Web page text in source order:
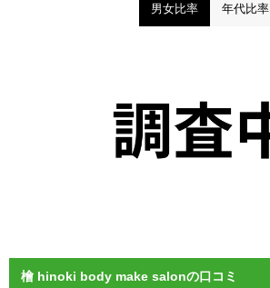
男女比率 年代比率
檜 hinoki body make salonの口コミ